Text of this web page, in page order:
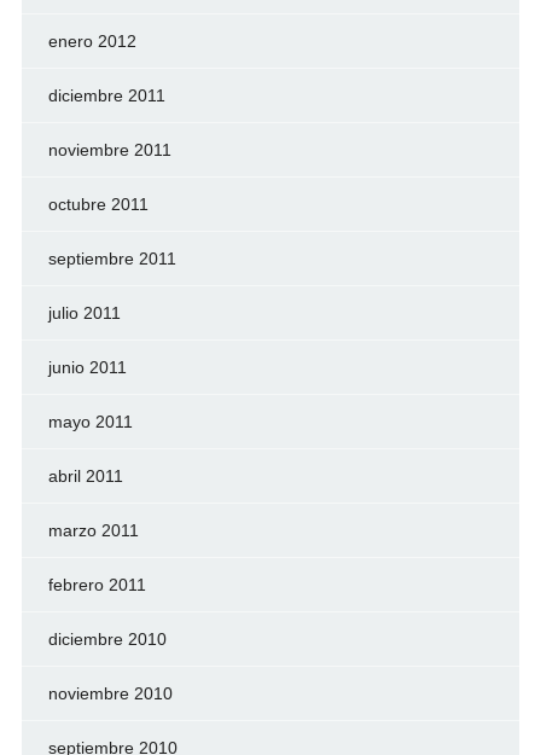
enero 2012
diciembre 2011
noviembre 2011
octubre 2011
septiembre 2011
julio 2011
junio 2011
mayo 2011
abril 2011
marzo 2011
febrero 2011
diciembre 2010
noviembre 2010
septiembre 2010